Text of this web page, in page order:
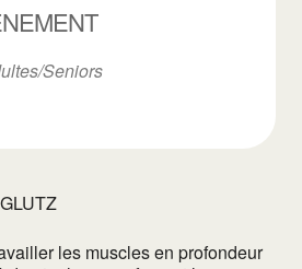
Seniors
les muscles en profondeur